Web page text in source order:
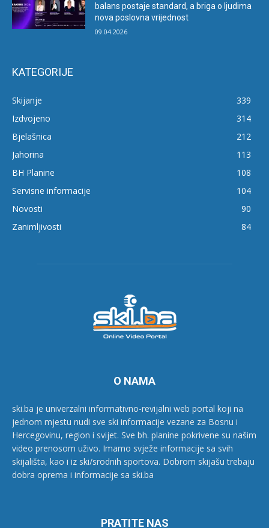
balans postaje standard, a briga o ljudima
nova poslovna vrijednost
09.04.2026
KATEGORIJE
Skijanje
339
Izdvojeno
314
Bjelašnica
212
Jahorina
113
BH Planine
108
Servisne informacije
104
Novosti
90
Zanimljivosti
84
O NAMA
ski.ba je univerzalni informativno-revijalni web portal koji na
jednom mjestu nudi sve ski informacije vezane za Bosnu i
Hercegovinu, region i svijet. Sve bh. planine pokrivene su našim
video prenosom uživo. Imamo svježe informacije sa svih
skijališta, kao i iz ski/srodnih sportova. Dobrom skijašu trebaju
dobra oprema i informacije sa ski.ba
PRATITE NAS